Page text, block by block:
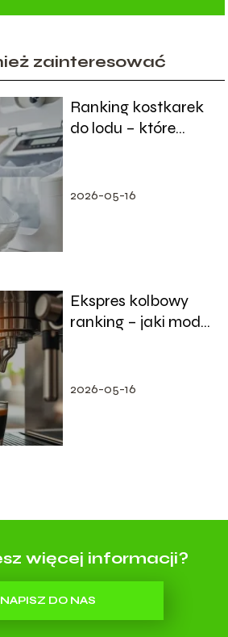
zainteresować
Ranking kostkarek
do lodu – które
2026-05-16
Ekspres kolbowy
ranking – jaki model
2026-05-16
więcej informacji?
NAPISZ DO NAS